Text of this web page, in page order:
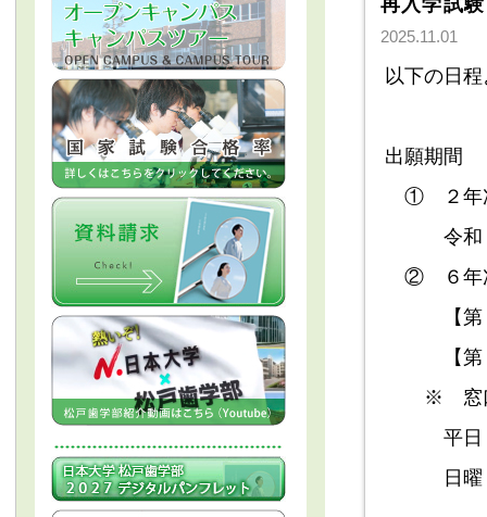
再入学試
2025.11.01
以下の日
出願期間
① ２年
令和８
② ６年
【第１
【第２
※ 窓口
平日 10
日曜・